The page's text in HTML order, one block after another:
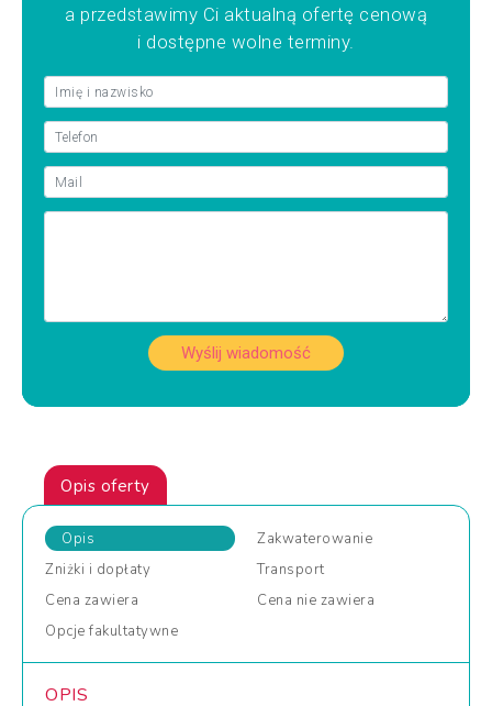
a przedstawimy Ci aktualną ofertę cenową
i dostępne wolne terminy.
Wyślij wiadomość
Opis oferty
Opis
Zakwaterowanie
Zniżki i dopłaty
Transport
Cena zawiera Cena nie zawiera
Opcje fakultatywne
OPIS